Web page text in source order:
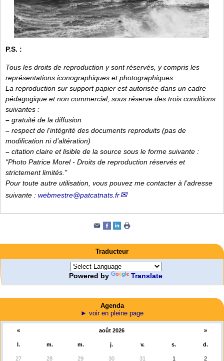
P.S. :
Tous les droits de reproduction y sont réservés, y compris les
représentations iconographiques et photographiques.
La reproduction sur support papier est autorisée dans un cadre
pédagogique et non commercial, sous réserve des trois conditions
suivantes :
– gratuité de la diffusion
– respect de l’intégrité des documents reproduits (pas de
modification ni d’altération)
– citation claire et lisible de la source sous le forme suivante :
"Photo Patrice Morel - Droits de reproduction réservés et
strictement limités."
Pour toute autre utilisation, vous pouvez me contacter à l’adresse
suivante : webmestre@patcatnats.fr
Traducteur
Powered by Translate
Agenda
► voir en pleine page
« août 2026 »
l. m. m. j. v. s. d.
27 28 29 30 31 1 2